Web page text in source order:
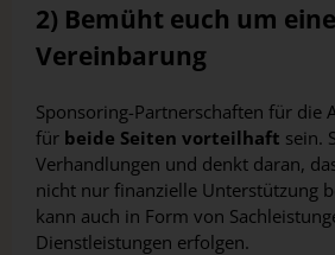
2) Bemüht euch um
Vereinbarung
Sponsoring-Partnerschaften für die
für beide Seiten vorteilhaft sein.
Verhandlungen und denkt daran,
nicht nur finanzielle Unterstützung
kann auch in Form von
Dienstleistungen erfolgen.